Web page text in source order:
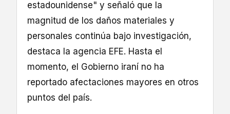
estadounidense" y señaló que la
magnitud de los daños materiales y
personales continúa bajo investigación,
destaca la agencia EFE. Hasta el
momento, el Gobierno iraní no ha
reportado afectaciones mayores en otros
puntos del país.